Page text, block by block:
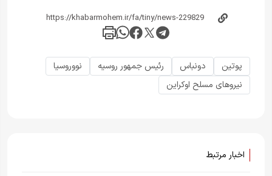
پوتین دونباس رئیس جمهور‌ روسیه
نووروسیا
نیروهای مسلح اوکراین
اخبار مرتبط